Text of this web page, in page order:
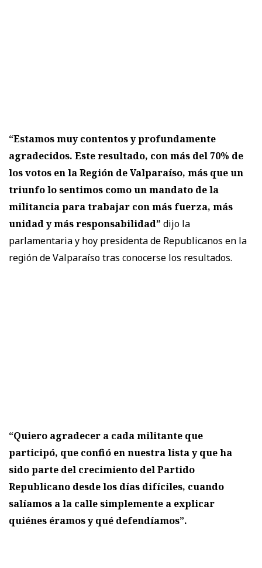
“Estamos muy contentos y profundamente
agradecidos. Este resultado, con más del 70% de
los votos en la Región de Valparaíso, más que un
triunfo lo sentimos como un mandato de la
militancia para trabajar con más fuerza, más
unidad y más responsabilidad” dijo la
parlamentaria y hoy presidenta de Republicanos en la
región de Valparaíso tras conocerse los resultados.
“Quiero agradecer a cada militante que
participó, que confió en nuestra lista y que ha
sido parte del crecimiento del Partido
Republicano desde los días difíciles, cuando
salíamos a la calle simplemente a explicar
quiénes éramos y qué defendíamos”.